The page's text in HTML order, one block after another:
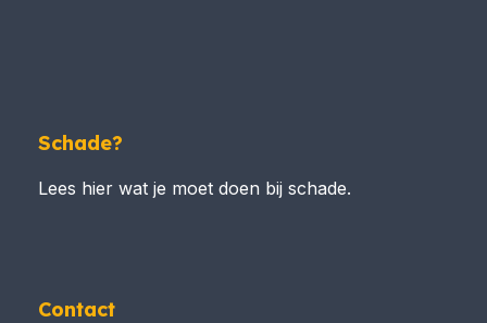
Schade?
Lees hier wat je moet doen bij schade.
Contact